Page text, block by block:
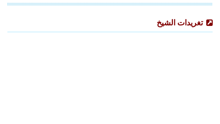
تغريدات الشيخ